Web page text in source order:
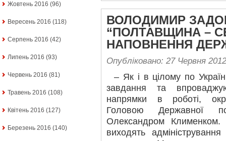
Жовтень 2016 (96)
Вересень 2016 (118)
Серпень 2016 (42)
Липень 2016 (93)
Червень 2016 (81)
Травень 2016 (108)
Квітень 2016 (127)
Березень 2016 (140)
ВОЛОДИМИР
“ПОЛТАВЩИНА –
НАПОВНЕННЯ
Опубліковано: 27 Червня 2012
– Як і в цілому по
завдання та
напрямки в роботі,
Головою Державної
Олександром
виходять